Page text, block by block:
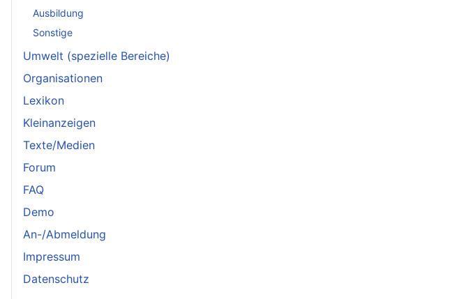
Ausbildung
Sonstige
Umwelt (spezielle Bereiche)
Organisationen
Lexikon
Kleinanzeigen
Texte/Medien
Forum
FAQ
Demo
An-/Abmeldung
Impressum
Datenschutz